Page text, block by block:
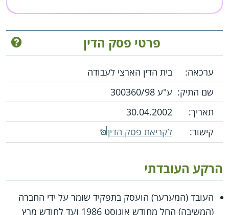
פרטי פסק הדין
ערכאה:
בית הדין הארצי לעבודה
שם התיק: ע"ע 300360/98
תאריך:
30.04.2002
קישור:
לקריאת פסק הדין
הרקע העובדתי
העובד (המערער) הועסק בתפקיד שומר על ידי החברה
(המשיבה) החל מחודש אוגוסט 1986 ועד לחודש מרץ